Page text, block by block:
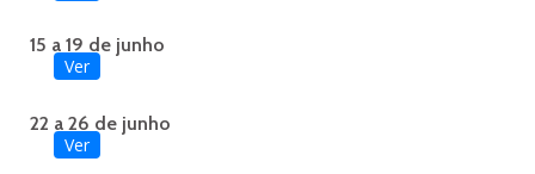
15 a 19 de junho
Ver
22 a 26 de junho
Ver